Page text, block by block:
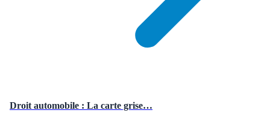
Droit automobile : La carte grise…